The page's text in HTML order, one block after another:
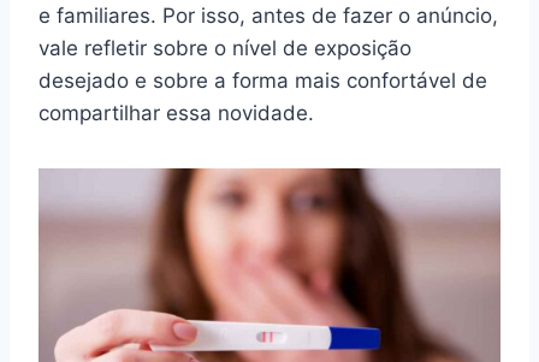
e familiares. Por isso, antes de fazer o anúncio,
vale refletir sobre o nível de exposição
desejado e sobre a forma mais confortável de
compartilhar essa novidade.